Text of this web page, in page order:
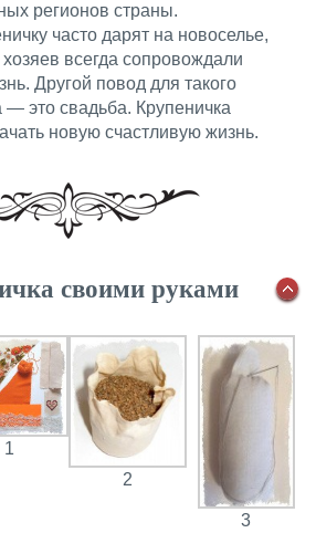
регионов страны.
часто дарят на новоселье,
всегда сопровождали
Другой повод для такого
— это свадьба. Крупеничка
новую счастливую жизнь.
своими руками
1
2
3